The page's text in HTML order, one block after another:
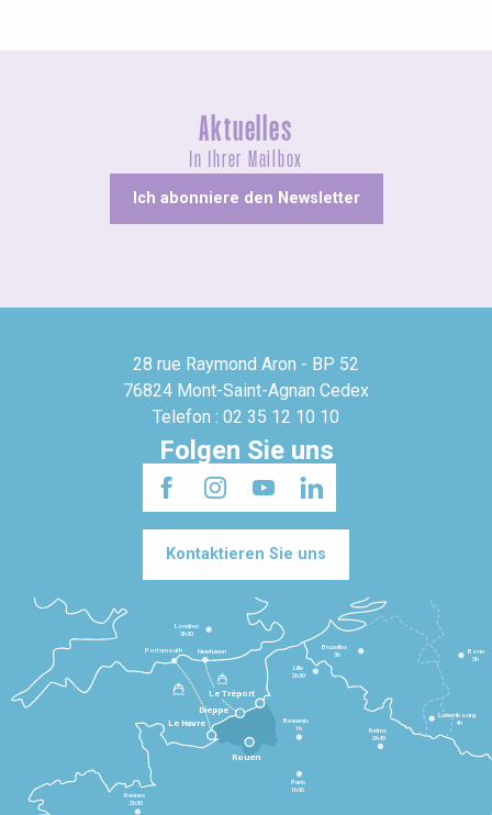
Aktuelles
In Ihrer Mailbox
Ich abonniere den Newsletter
28 rue Raymond Aron - BP 52
76824 Mont-Saint-Agnan Cedex
Telefon : 02 35 12 10 10
Folgen Sie uns
Kontaktieren Sie uns
Le Havre
Dieppe
Le Tréport
Rennes
2h30
Paris
1h30
Beauvais
1h
Reims
2h45
Lille
2h30
Bruxelles
3h
Londres
3h30
Newhaven
Portsmouth
Bonn
5h
Luxembourg
4h
Rouen